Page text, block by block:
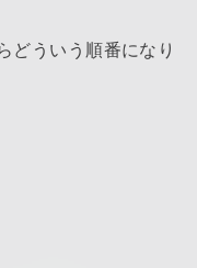
どういう順番になり